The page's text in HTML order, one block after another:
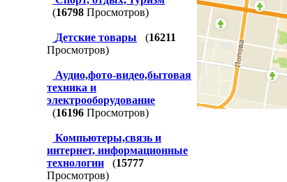
(16798 Просмотров)
Детские товары (16211
Просмотров)
Аудио,фото-видео,бытовая
техника и
электрооборудование
(16196 Просмотров)
Компьютеры,связь и
интернет, информационные
технологии
(15777
Просмотров)